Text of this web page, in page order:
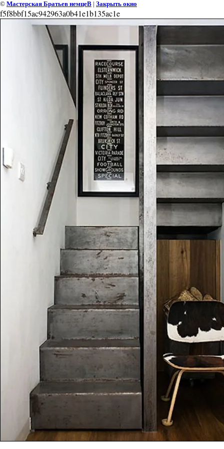
© Мастерская Братьев немцеВ | Закрыть окно
f5f8bbf15ac942963a0b41e1b135ac1e